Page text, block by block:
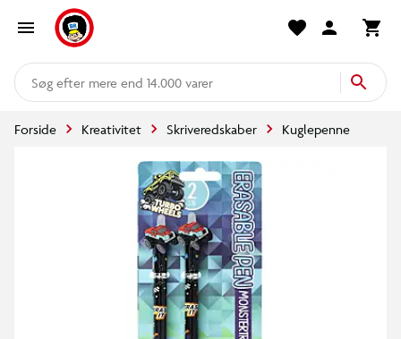
mere end 14.000 varer
Forside Kreativitet Skriveredskaber Kuglepenne